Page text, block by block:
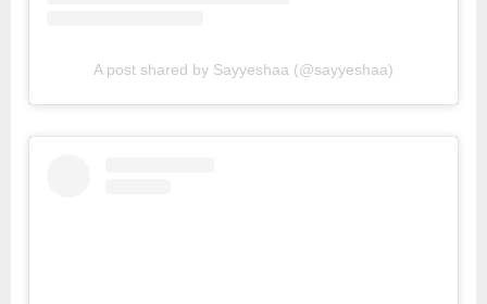
A post shared by Sayyeshaa (@sayyeshaa)